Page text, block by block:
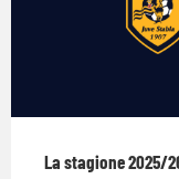
La stagione 2025/